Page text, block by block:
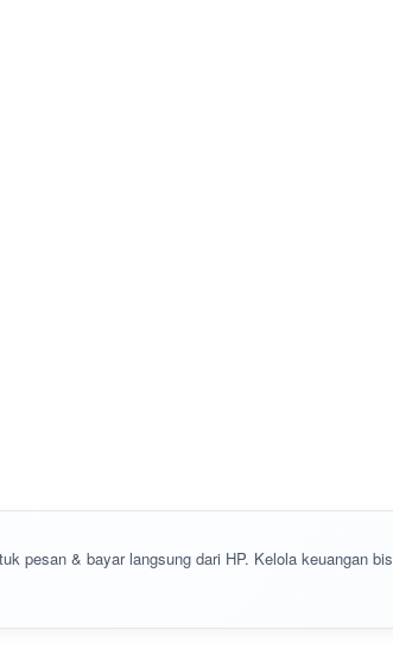
pesan & bayar langsung dari HP. Kelola keuangan